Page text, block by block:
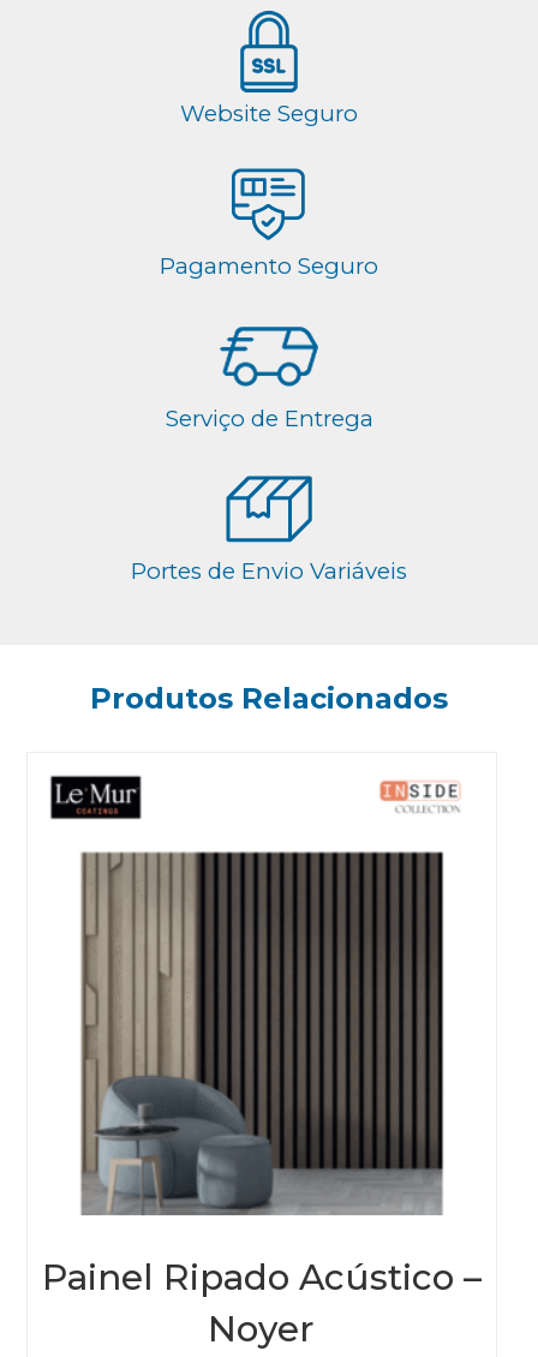
Website Seguro
Pagamento Seguro
Serviço de Entrega
Portes de Envio Variáveis
Produtos Relacionados
Painel Ripado Acústico –
Noyer